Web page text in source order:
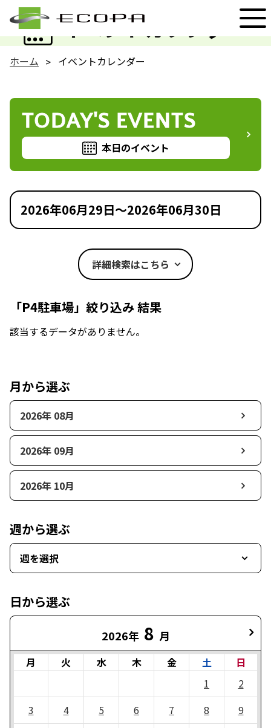
イベントカレンダー
EVENT
ホーム イベントカレンダー
TODAY'S EVENTS
本日のイベント
2026年06月29日～2026年06月30日
詳細検索はこちら
「P4駐車場」絞り込み 結果
該当するデータがありません。
月から選ぶ
2026年 08月
2026年 09月
2026年 10月
週から選ぶ
週を選択
日から選ぶ
2026年 8 月
月 火 水 木 金 土
日
1
2
3
4 5 6 7 8
9